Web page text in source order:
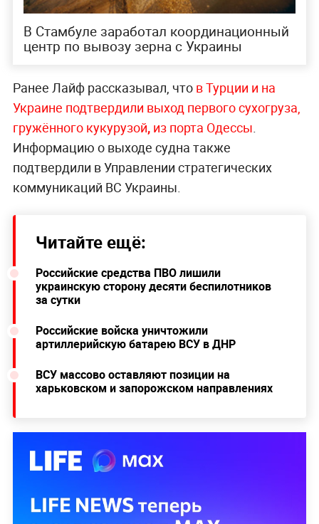
В Стамбуле заработал координационный
центр по вывозу зерна с Украины
Ранее Лайф рассказывал, что в Турции и на
Украине подтвердили выход первого сухогруза,
гружённого кукурузой,из порта Одессы.
Информацию о выходе судна также
подтвердили в Управлении стратегических
коммуникаций ВС Украины.
Читайте ещё:
Российские средства ПВО лишили
украинскую сторону десяти беспилотников
за сутки
Российские войска уничтожили
артиллерийскую батарею ВСУ в ДНР
ВСУ массово оставляют позиции на
харьковском и запорожском направлениях